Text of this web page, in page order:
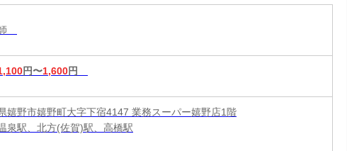
円〜1,600円
嬉野市嬉野町大字下宿4147 業務スーパー嬉野店1階
泉駅、北方(佐賀)駅、高橋駅